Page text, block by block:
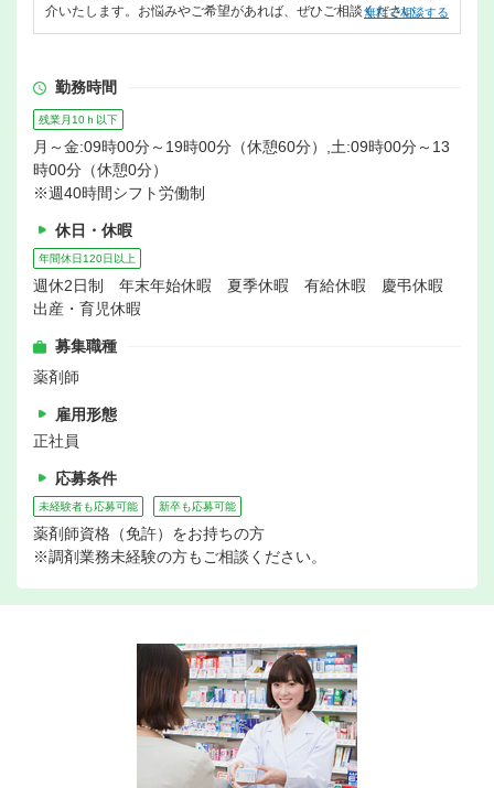
介いたします。お悩みやご希望があれば、ぜひご相談ください。
無料で相談する
勤務時間
残業月10ｈ以下
月～金:09時00分～19時00分（休憩60分）,土:09時00分～13
時00分（休憩0分）
※週40時間シフト労働制
休日・休暇
年間休日120日以上
週休2日制 年末年始休暇 夏季休暇 有給休暇 慶弔休暇
出産・育児休暇
募集職種
薬剤師
雇用形態
正社員
応募条件
未経験者も応募可能 新卒も応募可能
薬剤師資格（免許）をお持ちの方
※調剤業務未経験の方もご相談ください。